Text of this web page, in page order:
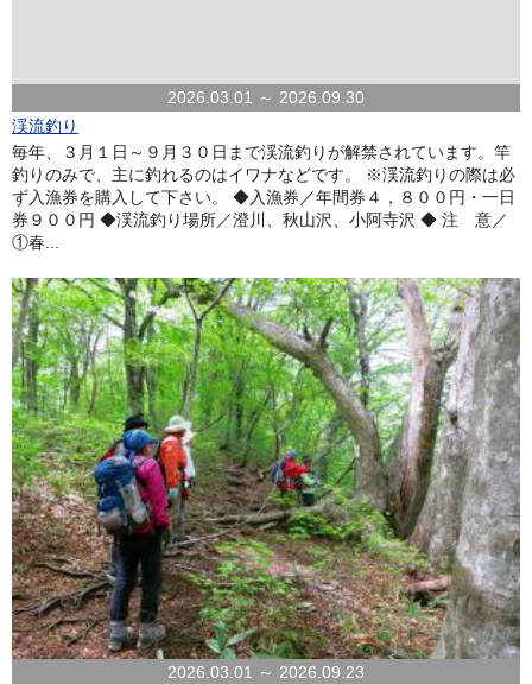
2026.03.01 ～ 2026.09.30
渓流釣り
毎年、３月１日～９月３０日まで渓流釣りが解禁されています。竿
釣りのみで、主に釣れるのはイワナなどです。 ※渓流釣りの際は必
ず入漁券を購入して下さい。 ◆入漁券／年間券４，８００円・一日
券９００円 ◆渓流釣り場所／澄川、秋山沢、小阿寺沢 ◆ 注 意／
①春...
2026.03.01 ～ 2026.09.23